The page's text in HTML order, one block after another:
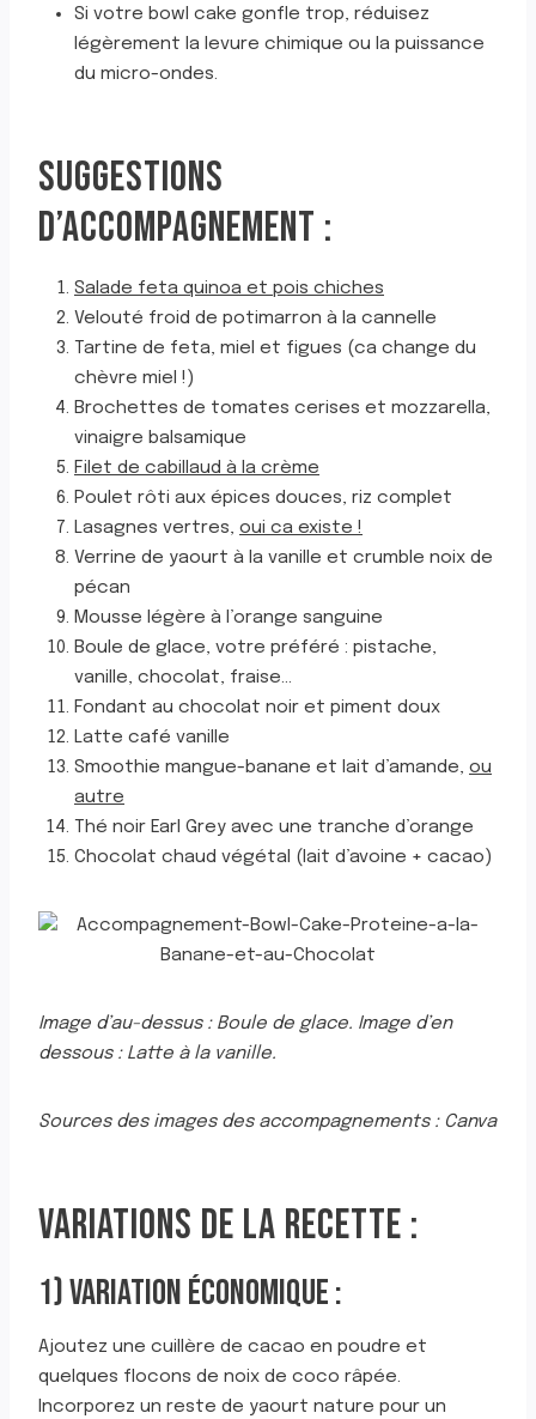
Si votre bowl cake gonfle trop, réduisez
légèrement la levure chimique ou la puissance
du micro-ondes.
SUGGESTIONS
D’ACCOMPAGNEMENT :
Salade feta quinoa et pois chiches
Velouté froid de potimarron à la cannelle
Tartine de feta, miel et figues (ca change du
chèvre miel !)
Brochettes de tomates cerises et mozzarella,
vinaigre balsamique
Filet de cabillaud à la crème
Poulet rôti aux épices douces, riz complet
Lasagnes vertres, oui ca existe !
Verrine de yaourt à la vanille et crumble noix de
pécan
Mousse légère à l’orange sanguine
Boule de glace, votre préféré : pistache,
vanille, chocolat, fraise…
Fondant au chocolat noir et piment doux
Latte café vanille
Smoothie mangue-banane et lait d’amande, ou
autre
Thé noir Earl Grey avec une tranche d’orange
Chocolat chaud végétal (lait d’avoine + cacao)
Image d’au-dessus : Boule de glace. Image d’en
dessous : Latte à la vanille.
Sources des images des accompagnements : Canva
VARIATIONS DE LA RECETTE :
1) VARIATION ÉCONOMIQUE :
Ajoutez une cuillère de cacao en poudre et
quelques flocons de noix de coco râpée.
Incorporez un reste de yaourt nature pour un